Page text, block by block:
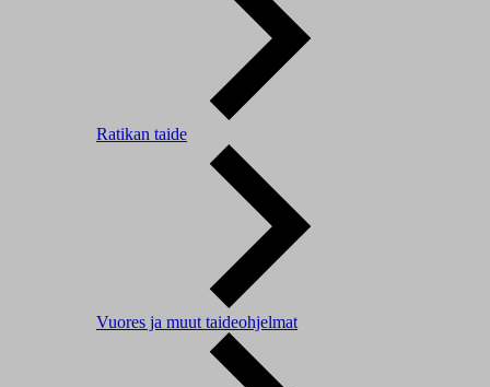
Ratikan taide
Vuores ja muut taideohjelmat